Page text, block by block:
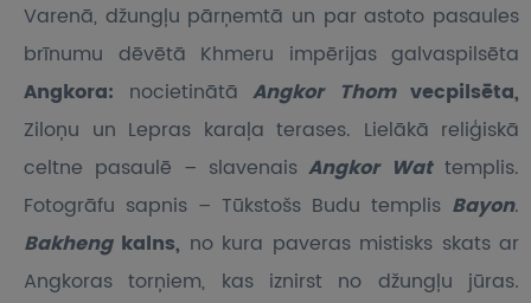
Varenā, džungļu pārņemtā un par astoto pasaules
brīnumu dēvētā Khmeru impērijas galvaspilsēta
Angkora: nocietinātā Angkor Thomvecpilsēta,
Ziloņu un Lepras karaļa terases. Lielākā reliģiskā
celtne pasaulē – slavenaisAngkor Wattemplis.
Fotogrāfu sapnis – Tūkstošs Budu templis Bayon.
Bakhengkalns, no kura paveras mistisks skats ar
Angkoras torņiem, kas iznirst no džungļu jūras.